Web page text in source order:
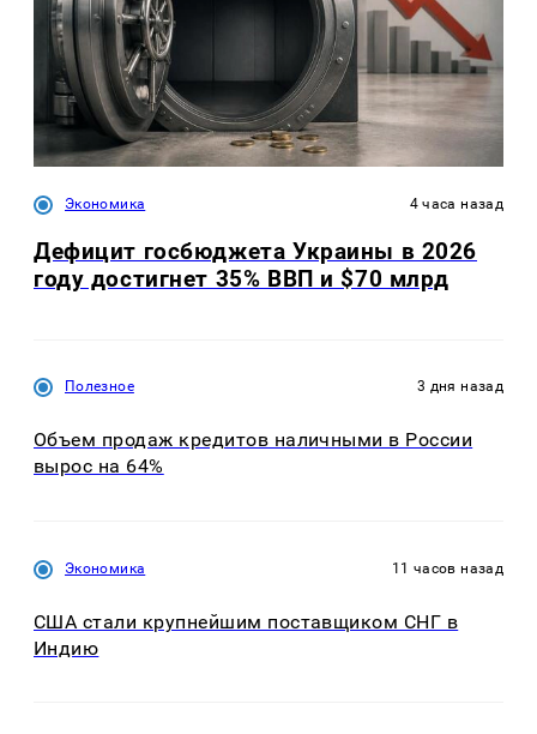
Экономика 4 часа назад
Дефицит госбюджета Украины в 2026
году достигнет 35% ВВП и $70 млрд
Полезное 3 дня назад
Объем продаж кредитов наличными в России
вырос на 64%
Экономика 11 часов назад
США стали крупнейшим поставщиком СНГ в
Индию